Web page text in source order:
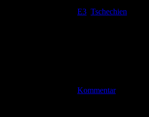
E3 Tschechien
Kommentar